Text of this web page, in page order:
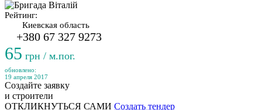
Рейтинг:
Киевская область
+380 67 327 9273
65 грн / м.пог.
обновлено:
19 апреля 2017
Создайте заявку
и строители
ОТКЛИКНУТЬСЯ САМИ Создать тендер